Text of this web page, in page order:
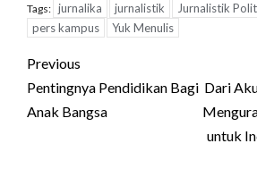
Tags: jurnalika jurnalistik
Jurnalistik
pers kampus
Yuk Menulis
Post
navigation
Previous
Pentingnya Pendidikan Bagi
Anak Bangsa
Dari
untuk